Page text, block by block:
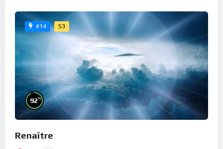
#14 53
92%
Renaître